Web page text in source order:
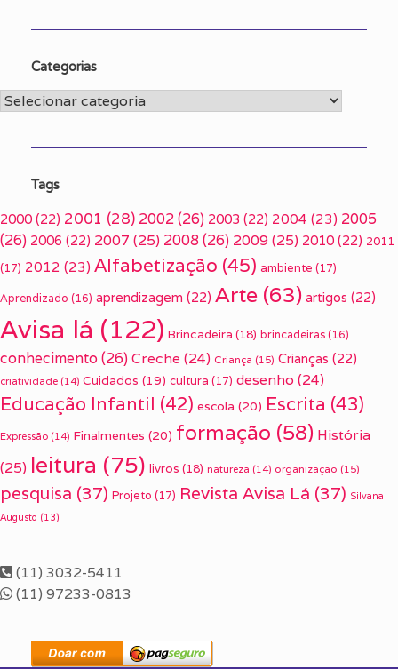
Categorias
Categorias
Tags
2000 (22) 2001 (28) 2002(26) 2003 (22) 2004 (23) 2005
(26) 2006 (22) 2007 (25) 2008(26) 2009(25) 2010 (22) 2011
(17) 2012 (23) Alfabetização (45) ambiente (17)
Aprendizado (16) aprendizagem (22) Arte (63) artigos (22)
Avisa lá (122) Brincadeira (18) brincadeiras (16)
conhecimento(26) Creche (24) Criança (15) Crianças (22)
criatividade (14) Cuidados (19) cultura (17) desenho (24)
Educação Infantil (42) escola (20) Escrita (43)
Expressão (14) Finalmentes (20) formação (58) História
(25) leitura (75) livros (18) natureza (14) organização (15)
pesquisa (37) Projeto (17) Revista Avisa Lá (37) Silvana
Augusto (13)
(11) 3032-5411
(11) 97233-0813